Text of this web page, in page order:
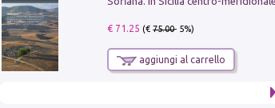
€ 71.25 (€75.00- 5%)
aggiungi al carrello